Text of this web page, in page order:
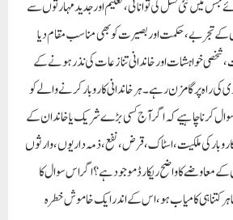
جس میں نئی نسل کی توانائی، تعلیم اور جدید مہارتوں سے
کے تجربے، حکمت اور بصیرت کو بھی مناسب مقام دیا
شخصی خواہشات اور خاندانی تنازعات کی نذر ہونے کے
کی راہ پر گامزن رہے۔ ہر خاندانی کاروبار کرنے والے کو
کرنا چاہیے کہ اگر آج کسی بڑے شریک یا خاندان کے
کاروبار کی ملکیت، اسٹاک، قرض، نفع، ذمہ داریوں، وارثوں
معاوضے کا واضح ریکارڈ موجود ہے؟ اگر اس سوال کا
کتنا ہی کامیاب ہو، اس کے اندر ایک خاموش خطرہ